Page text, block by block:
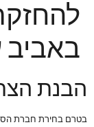
באביב
הבנת
בטרם בחירת חברת